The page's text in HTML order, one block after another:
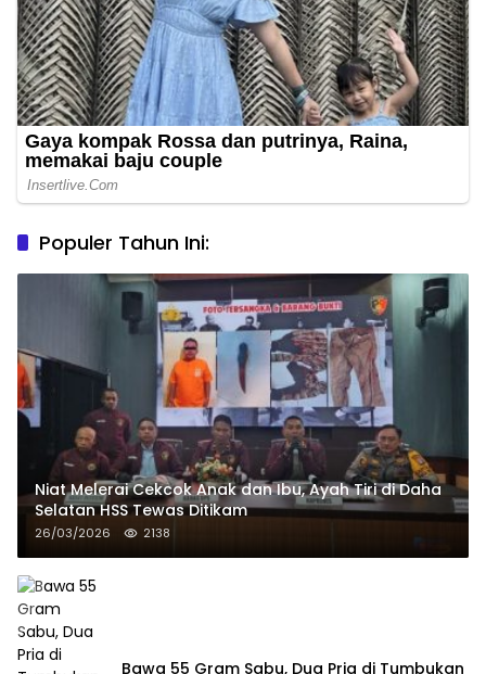
Populer Tahun Ini:
Niat Melerai Cekcok Anak dan Ibu, Ayah Tiri di Daha
Selatan HSS Tewas Ditikam
26/03/2026 2138
Bawa 55 Gram Sabu, Dua Pria di Tumbukan